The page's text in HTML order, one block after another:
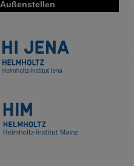
Außenstellen